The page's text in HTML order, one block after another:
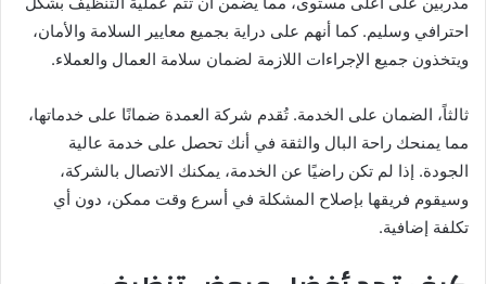
احترافي وسليم. كما أنهم على دراية بجميع معايير السلامة والأمان،
ويتخذون جميع الإجراءات اللازمة لضمان سلامة العمال والعملاء.
ثالثاً، الضمان على الخدمة. تُقدم شركة العمدة ضمانًا على خدماتها،
مما يمنحك راحة البال والثقة في أنك تحصل على خدمة عالية
الجودة. إذا لم تكن راضيًا عن الخدمة، يمكنك الاتصال بالشركة،
وسيقوم فريقها بإصلاح المشكلة في أسرع وقت ممكن، دون أي
تكلفة إضافية.